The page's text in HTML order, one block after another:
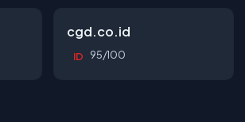
cgd.co.id
ID 95/100